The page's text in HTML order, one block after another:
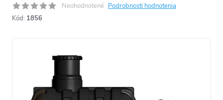
Neohodnotené Podrobnosti hodnotenia
Kód: 1856